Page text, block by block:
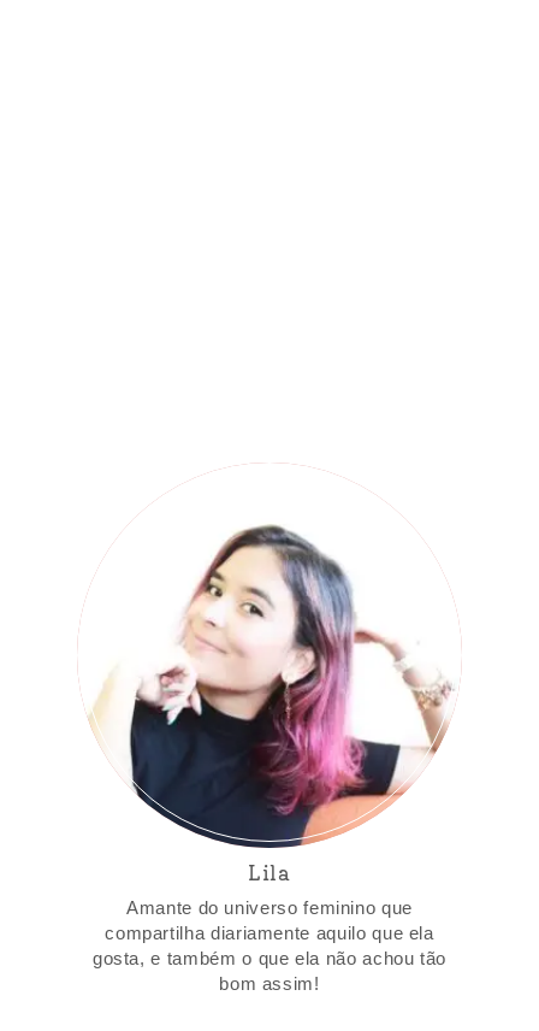
Lila
Amante do universo feminino que
compartilha diariamente aquilo que ela
gosta, e também o que ela não achou tão
bom assim!